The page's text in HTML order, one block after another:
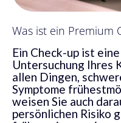
Was ist ein Premium
Ein Check-up ist
Untersuchung Ihres
allen Dingen,
Symptome
weisen Sie auch
persönlichen Risiko